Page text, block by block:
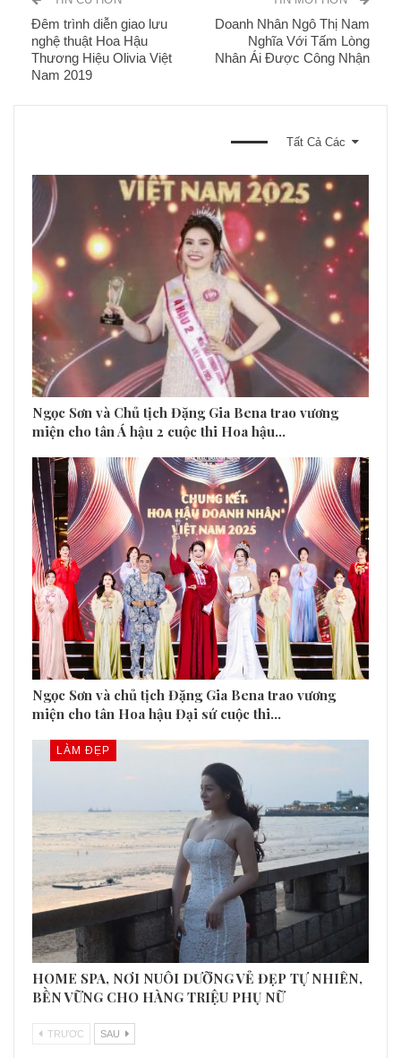
Đêm trình diễn giao lưu
nghệ thuật Hoa Hậu
Thương Hiệu Olivia Việt
Nam 2019
Doanh Nhân Ngô Thị Nam
Nghĩa Với Tấm Lòng
Nhân Ái Được Công Nhận
Tất Cả Các
Ngọc Sơn và Chủ tịch Đặng Gia Bena trao vương
miện cho tân Á hậu 2 cuộc thi Hoa hậu…
Ngọc Sơn và chủ tịch Đặng Gia Bena trao vương
miện cho tân Hoa hậu Đại sứ cuộc thi…
LÀM ĐẸP
HOME SPA, NƠI NUÔI DƯỠNG VẺ ĐẸP TỰ NHIÊN,
BỀN VỮNG CHO HÀNG TRIỆU PHỤ NỮ
TRƯƠC SAU